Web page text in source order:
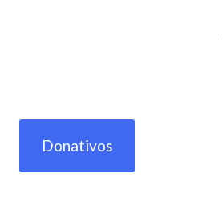
Donativos